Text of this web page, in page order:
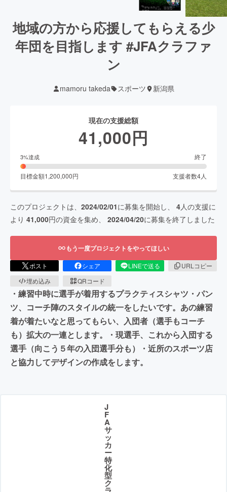
地域の方から応援してもらえる少
年団を目指します #JFAクラファ
ン
mamoru takeda スポーツ 新潟県
現在の支援総額
41,000円
3%達成 終了
目標金額1,200,000円 支援者数4人
このプロジェクトは、 2024/02/01に募集を開始し、 4人の支援に
より 41,000円の資金を集め、 2024/04/20に募集を終了しました
もう一度プロジェクトをやってほしい
ポスト シェア LINEで送る
URLコピー
埋め込み
QRコード
・練習中時に選手が着用するプラクティスシャツ・パン
ツ、コーチ陣のスタイルの統一をしたいです。あの練習
着が着たいなと思ってもらい、入団者（選手もコーチ
も）拡大の一連とします。・現選手、これから入団する
選手（向こう５年の入団選手分も）・近所のスポーツ店
と協力してデザインの作成をします。
J
F
A
サ
ッ
カ
ー
特
化
型
ク